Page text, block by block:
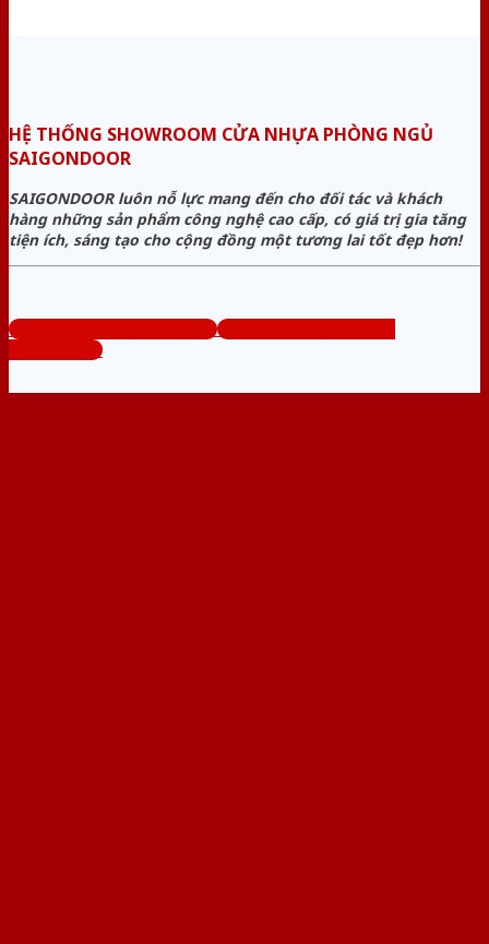
HỆ THỐNG SHOWROOM CỬA NHỰA PHÒNG NGỦ
SAIGONDOOR
SAIGONDOOR luôn nỗ lực mang đến cho đối tác và khách
hàng những sản phẩm công nghệ cao cấp, có giá trị gia tăng
tiện ích, sáng tạo cho cộng đồng một tương lai tốt đẹp hơn!
www.cuanhuaphongngu.com
Tổng đài tư vấn miễn phí:
0824.400.400